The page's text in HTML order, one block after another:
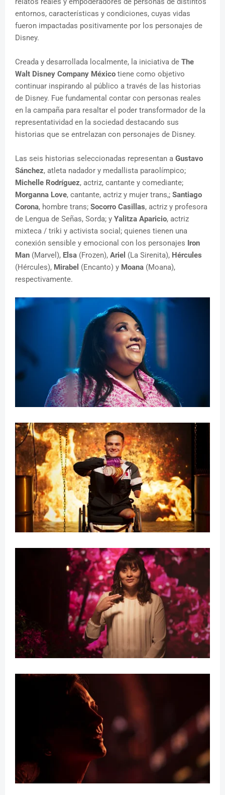
entornos, características y condiciones, cuyas vidas
fueron impactadas positivamente por los personajes de
Disney.
Creada y desarrollada localmente, la iniciativa de The
Walt Disney Company México tiene como objetivo
continuar inspirando al público a través de las historias
de Disney. Fue fundamental contar con personas reales
en la campaña para resaltar el poder transformador de la
representatividad en la sociedad destacando sus
historias que se entrelazan con personajes de Disney.
Las seis historias seleccionadas representan a Gustavo
Sánchez, atleta nadador y medallista paraolímpico;
Michelle Rodríguez, actriz, cantante y comediante;
Morganna Love, cantante, actriz y mujer trans,; Santiago
Corona, hombre trans; Socorro Casillas, actriz y profesora
de Lengua de Señas, Sorda; y Yalitza Aparicio, actriz
mixteca / triki y activista social; quienes tienen una
conexión sensible y emocional con los personajes Iron
Man (Marvel), Elsa (Frozen), Ariel (La Sirenita), Hércules
(Hércules), Mirabel (Encanto) y Moana (Moana),
respectivamente.